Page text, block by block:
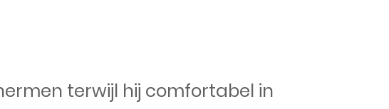
terwijl hij comfortabel in